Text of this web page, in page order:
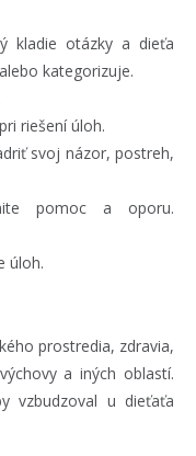
kladie otázky a dieťa
kategorizuje.
riešení úloh.
svoj názor, postreh,
pomoc a oporu.
úloh.
prostredia, zdravia,
a iných oblastí.
vzbudzoval u dieťaťa